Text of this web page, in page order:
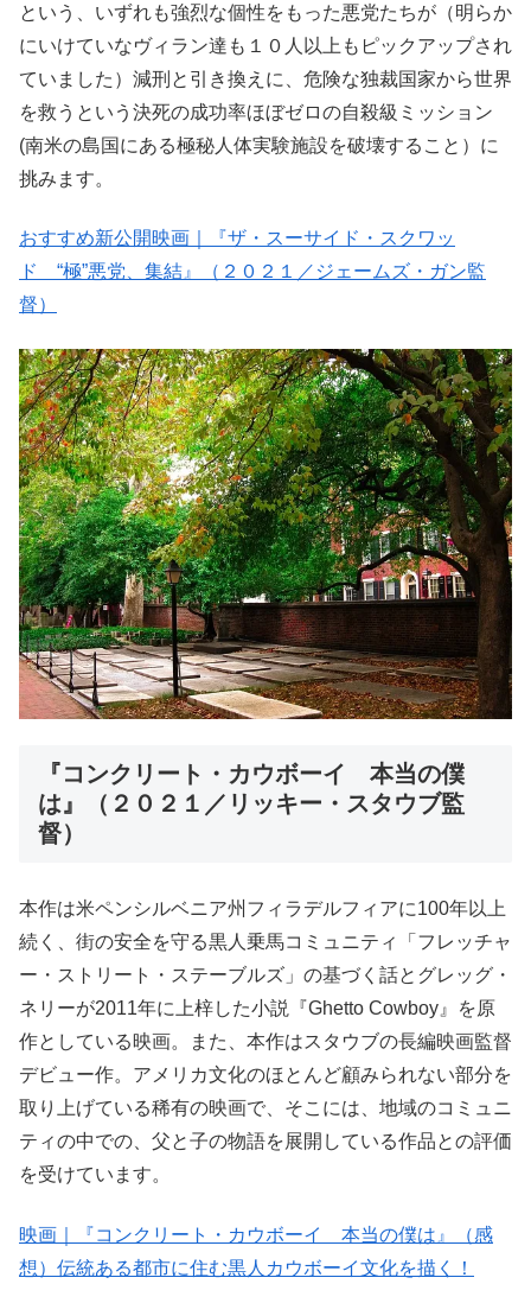
という、いずれも強烈な個性をもった悪党たちが（明らか
にいけていなヴィラン達も１０人以上もピックアップされ
ていました）減刑と引き換えに、危険な独裁国家から世界
を救うという決死の成功率ほぼゼロの自殺級ミッション
(南米の島国にある極秘人体実験施設を破壊すること）に
挑みます。
おすすめ新公開映画｜『ザ・スーサイド・スクワッ
ド “極”悪党、集結』（２０２１／ジェームズ・ガン監
督）
『コンクリート・カウボーイ 本当の僕
は』（２０２１／リッキー・スタウブ監
督）
本作は米ペンシルベニア州フィラデルフィアに100年以上
続く、街の安全を守る黒人乗馬コミュニティ「フレッチャ
ー・ストリート・ステーブルズ」の基づく話とグレッグ・
ネリーが2011年に上梓した小説『Ghetto Cowboy』を原
作としている映画。また、本作はスタウブの長編映画監督
デビュー作。アメリカ文化のほとんど顧みられない部分を
取り上げている稀有の映画で、そこには、地域のコミュニ
ティの中での、父と子の物語を展開している作品との評価
を受けています。
映画｜『コンクリート・カウボーイ 本当の僕は』（感
想）伝統ある都市に住む黒人カウボーイ文化を描く！